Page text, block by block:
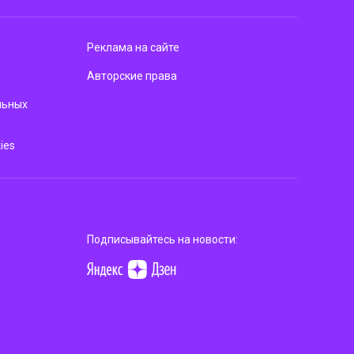
Реклама на сайте
Авторские права
Подписывайтесь на новости: